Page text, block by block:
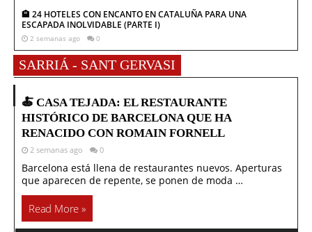
🏨 24 HOTELES CON ENCANTO EN CATALUÑA PARA UNA
ESCAPADA INOLVIDABLE (PARTE I)
2 semanas ago 0
SARRIÁ - SANT GERVASI
🍝 CASA TEJADA: EL RESTAURANTE
HISTÓRICO DE BARCELONA QUE HA
RENACIDO CON ROMAIN FORNELL
2 semanas ago 0
Barcelona está llena de restaurantes nuevos. Aperturas
que aparecen de repente, se ponen de moda …
Read More »